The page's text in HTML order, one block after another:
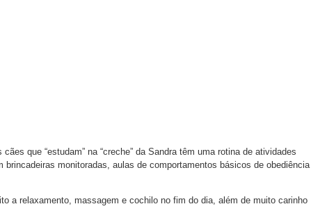
que “estudam” na “creche” da Sandra têm uma rotina de atividades
brincadeiras monitoradas, aulas de comportamentos básicos de obediência
a relaxamento, massagem e cochilo no fim do dia, além de muito carinho